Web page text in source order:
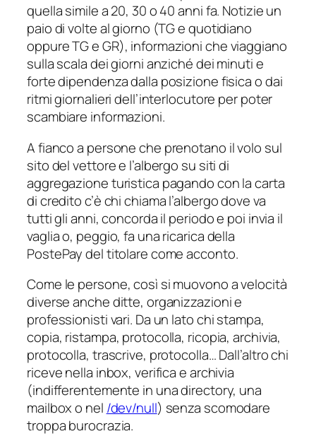
quella simile a 20, 30 o 40 anni fa. Notizie un
paio di volte al giorno (TG e quotidiano
oppure TG e GR), informazioni che viaggiano
sulla scala dei giorni anziché dei minuti e
forte dipendenza dalla posizione fisica o dai
ritmi giornalieri dell’interlocutore per poter
scambiare informazioni.
A fianco a persone che prenotano il volo sul
sito del vettore e l’albergo su siti di
aggregazione turistica pagando con la carta
di credito c’è chi chiama l’albergo dove va
tutti gli anni, concorda il periodo e poi invia il
vaglia o, peggio, fa una ricarica della
PostePay del titolare come acconto.
Come le persone, così si muovono a velocità
diverse anche ditte, organizzazioni e
professionisti vari. Da un lato chi stampa,
copia, ristampa, protocolla, ricopia, archivia,
protocolla, trascrive, protocolla… Dall’altro chi
riceve nella inbox, verifica e archivia
(indifferentemente in una directory, una
mailbox o nel /dev/null) senza scomodare
troppa burocrazia.